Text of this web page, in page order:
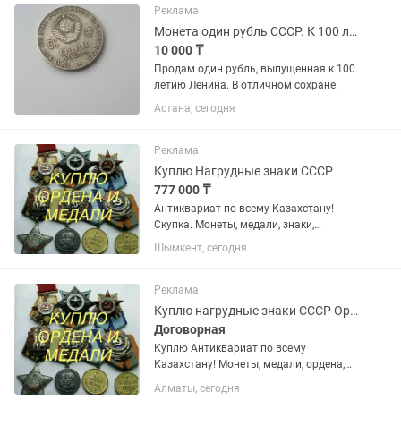
мягкой кожей, что придаёт чистый
хороший звук.
Реклама
Монета один рубль СССР. К 100 летию Ленина.
10 000 ₸
Продам один рубль, выпущенная к 100
летию Ленина. В отличном сохране.
Астана, сегодня
Реклама
Куплю Нагрудные знаки СССР
777 000 ₸
Антиквариат по всему Казахстану!
Скупка. Монеты, медали, знаки,
статуэтки, иконы и многое другое! Если
Вам нужно выгодно и быстро продать
воспользоваться нашими...
Шымкент, сегодня
Реклама
Куплю нагрудные знаки СССР Ордена и Медали Значки
Договорная
Куплю Антиквариат по всему
Казахстану! Монеты, медали, ордена,
другое! Если Вам нужно выгодно и
Алматы, сегодня